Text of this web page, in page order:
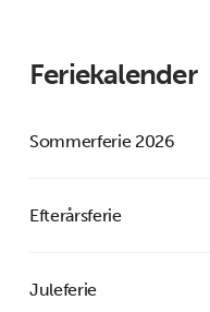
Feriekalender
Sommerferie 2026
Efterårsferie
Juleferie